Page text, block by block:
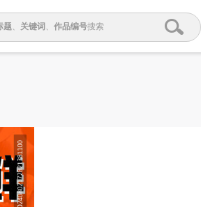
题、 关键词 、 作品编号搜索